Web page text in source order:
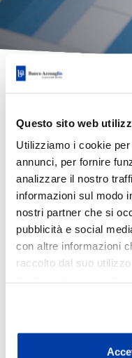
Questo sito web
Utilizziamo i cookie
annunci, per fornire
analizzare il nostro
informazioni sul modo
nostri partner che si
pubblicità e social
con altre informazioni
raccolto dal suo
È stato pubblicato il
anno di grandi
lavoro fatto e ci sprona a
credono in noi e si
al lavoro di tutti i colleghi
offrire i migliori servizi e le